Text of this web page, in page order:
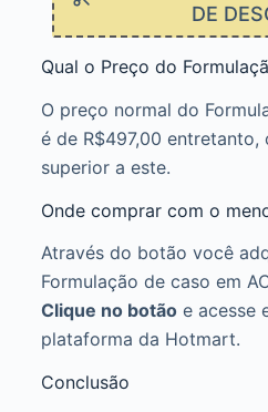
DE
Qual o Preço do
O preço normal do
é de R$497,00 entretanto,
superior a este.
Onde comprar com o
Através do botão você
Formulação de caso em
Clique no botãoe acesse
plataforma da Hotmart.
Conclusão